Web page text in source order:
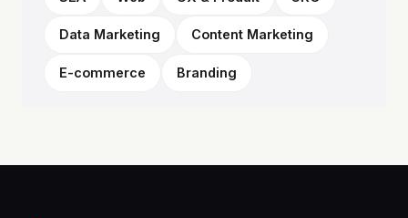
Data Marketing Content Marketing
E-commerce Branding